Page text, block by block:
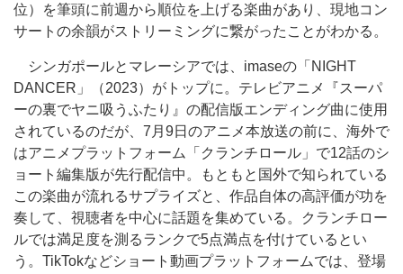
位）を筆頭に前週から順位を上げる楽曲があり、現地コン
サートの余韻がストリーミングに繋がったことがわかる。
シンガポールとマレーシアでは、imaseの「NIGHT
DANCER」（2023）がトップに。テレビアニメ『スーパ
ーの裏でヤニ吸うふたり』の配信版エンディング曲に使用
されているのだが、7月9日のアニメ本放送の前に、海外で
はアニメプラットフォーム「クランチロール」で12話のシ
ョート編集版が先行配信中。もともと国外で知られている
この楽曲が流れるサプライズと、作品自体の高評価が功を
奏して、視聴者を中心に話題を集めている。クランチロー
ルでは満足度を測るランクで5点満点を付けているとい
う。TikTokなどショート動画プラットフォームでは、登場